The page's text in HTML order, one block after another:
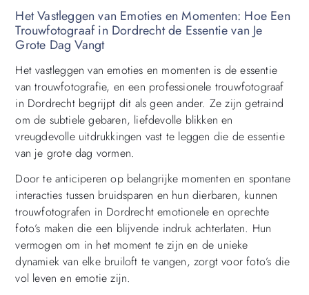
Het Vastleggen van Emoties en Momenten: Hoe Een
Trouwfotograaf in Dordrecht de Essentie van Je
Grote Dag Vangt
Het vastleggen van emoties en momenten is de essentie
van trouwfotografie, en een professionele trouwfotograaf
in Dordrecht begrijpt dit als geen ander. Ze zijn getraind
om de subtiele gebaren, liefdevolle blikken en
vreugdevolle uitdrukkingen vast te leggen die de essentie
van je grote dag vormen.
Door te anticiperen op belangrijke momenten en spontane
interacties tussen bruidsparen en hun dierbaren, kunnen
trouwfotografen in Dordrecht emotionele en oprechte
foto’s maken die een blijvende indruk achterlaten. Hun
vermogen om in het moment te zijn en de unieke
dynamiek van elke bruiloft te vangen, zorgt voor foto’s die
vol leven en emotie zijn.